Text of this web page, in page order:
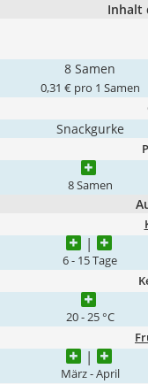
Inhalt
8 Samen
0,31 € pro 1 Samen
Snackgurke
8 Samen
6 - 15 Tage
20 - 25 °C
März - April